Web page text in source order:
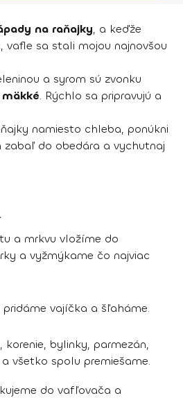
na raňajky, a keďže
vafle sa stali mojou najnovšou
a syrom sú zvonku
mäkké. Rýchlo sa pripravujú a
namiesto chleba, ponúkni
do obedára a vychutnaj
a mrkvu vložíme do
a vyžmýkame čo najviac
pridáme vajíčka a šľaháme.
korenie, bylinky, parmezán,
všetko spolu premiešame.
do vafľovača a